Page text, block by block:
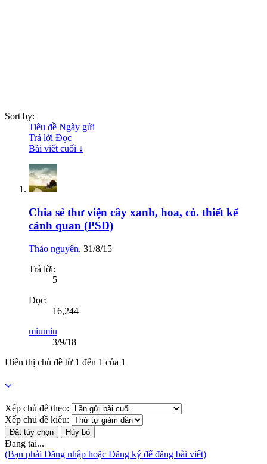
Sort by:
Tiêu đề Ngày gửi
Trả lời Đọc
Bài viết cuối ↓
Chia sẻ thư viện cây xanh, hoa, cỏ. thiết kế
cảnh quan (PSD)
Thảo nguyên, 31/8/15
Trả lời:
5
Đọc:
16,244
miumiu
3/9/18
Hiển thị chủ đề từ 1 đến 1 của 1
Xếp chủ đề theo:
Xếp chủ đề kiểu:
Đang tải...
(Bạn phải Đăng nhập hoặc Đăng ký để đăng bài viết)